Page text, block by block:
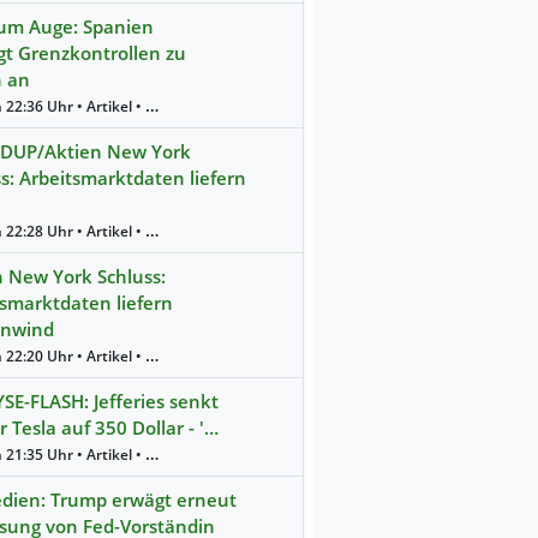
Auge: Spanien
Grenzkontrollen zu
an
Gestern 22:36 Uhr • Artikel • dpa-AFX
Aktien New York
Arbeitsmarktdaten liefern
Gestern 22:28 Uhr • Artikel • dpa-AFX
York Schluss:
liefern
Gestern 22:20 Uhr • Artikel • dpa-AFX
FLASH: Jefferies senkt
Tesla auf 350 Dollar - '…
Gestern 21:35 Uhr • Artikel • dpa-AFX
Trump erwägt erneut
von Fed-Vorständin